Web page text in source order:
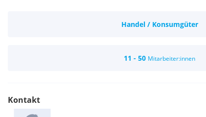
Handel / Konsumgüter
11 - 50 Mitarbeiter:innen
Kontakt